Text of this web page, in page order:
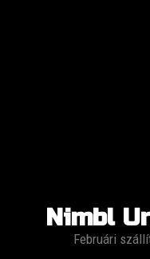
Nimbl
Februári